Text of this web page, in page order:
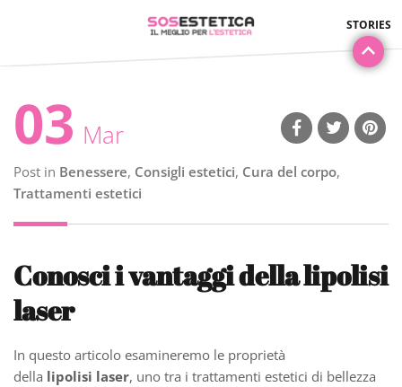
03 Mar
Post in Benessere, Consigli estetici, Cura del corpo,
Trattamenti estetici
Conosci i vantaggi della lipolisi
laser
In questo articolo esamineremo le proprietà
della lipolisi laser, uno tra i trattamenti estetici di bellezza